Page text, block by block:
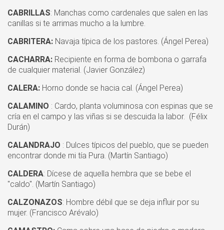
CABRILLAS: Manchas como cardenales que salen en las
canillas si te arrimas mucho a la lumbre.
CABRITERA: Navaja típica de los pastores. (Ángel Perea)
CACHARRA: Recipiente en forma de bombona o garrafa
de cualquier material. (Javier González)
CALERA: Horno donde se hacia cal. (Ángel Perea)
CALAMINO : Cardo, planta voluminosa con espinas que se
cría en el campo y las viñas si se descuida la labor. (Félix
Durán)
CALANDRAJO : Dulces típicos del pueblo, que se pueden
encontrar donde mi tía Pura. (Martín Santiago)
CALDERA: Dícese de aquella hembra que se bebe el
"caldo". (Martín Santiago)
CALZONAZOS: Hombre débil que se deja influir por su
mujer. (Francisco Arévalo)